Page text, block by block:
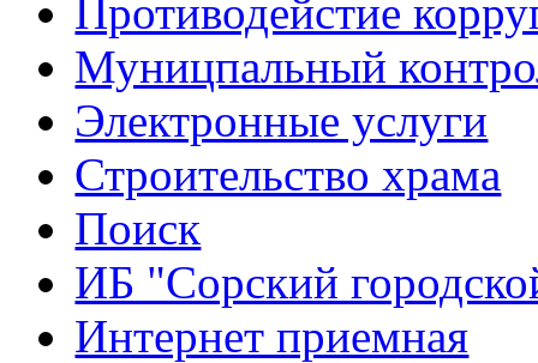
Противодейстие
Муницпальный
Электронные услуги
Строительство храма
Поиск
ИБ "Сорский
Интернет приемная